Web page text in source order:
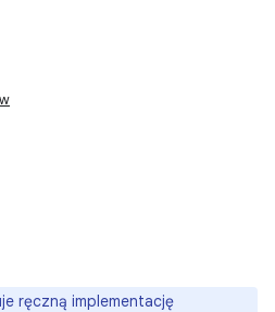
ręczną implementację